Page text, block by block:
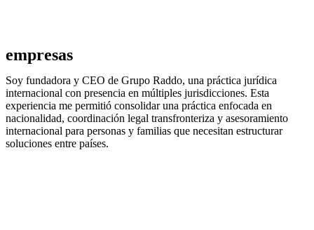
empresas
Soy fundadora y CEO de Grupo Raddo, una práctica jurídica
internacional con presencia en múltiples jurisdicciones. Esta
experiencia me permitió consolidar una práctica enfocada en
nacionalidad, coordinación legal transfronteriza y asesoramiento
internacional para personas y familias que necesitan estructurar
soluciones entre países.